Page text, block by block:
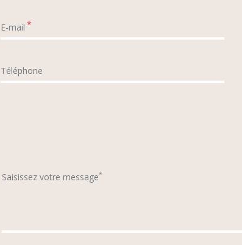
E-mail *
Téléphone
Saisissez votre message*